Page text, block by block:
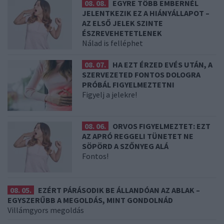
08. 08.
EGYRE TÖBB EMBERNÉL
JELENTKEZIK EZ A HIÁNYÁLLAPOT –
AZ ELSŐ JELEK SZINTE
ÉSZREVEHETETLENEK
Nálad is felléphet
08. 07.
HA EZT ÉRZED EVÉS UTÁN, A
SZERVEZETED FONTOS DOLOGRA
PRÓBÁL FIGYELMEZTETNI
Figyelj a jelekre!
08. 06.
ORVOS FIGYELMEZTET: EZT
AZ APRÓ REGGELI TÜNETET NE
SÖPÖRD A SZŐNYEG ALÁ
Fontos!
08. 05.
EZÉRT PÁRÁSODIK BE ÁLLANDÓAN AZ ABLAK –
EGYSZERŰBB A MEGOLDÁS, MINT GONDOLNÁD
Villámgyors megoldás